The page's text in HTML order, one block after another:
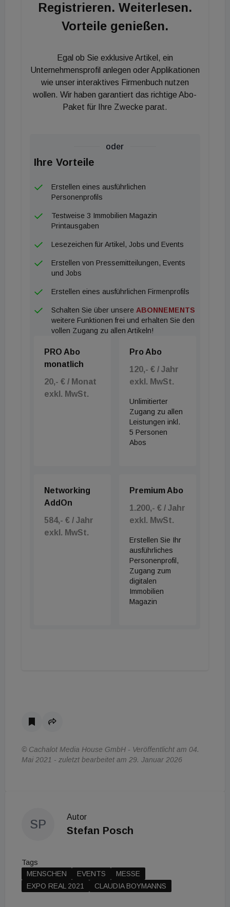
Registrieren. Weiterlesen.
Vorteile genießen.
Egal ob Sie exklusive Artikel, ein
Unternehmensprofil anlegen oder Applikationen
wie unser interaktives Firmenbuch nutzen
wollen. Wir haben garantiert das richtige Abo-
Paket für Ihre Zwecke parat.
oder
Ihre Vorteile
Erstellen eines ausführlichen
Personenprofils
Testweise 3 Immobilien Magazin
Printausgaben
Lesezeichen für Artikel, Jobs und Events
Erstellen von Pressemitteilungen, Events
und Jobs
Erstellen eines ausführlichen Firmenprofils
Schalten Sie über unsere ABONNEMENTS
weitere Funktionen frei und erhalten Sie den
vollen Zugang zu allen Artikeln!
PRO Abo
monatlich
20,- € / Monat
exkl. MwSt.
Pro Abo
120,- € / Jahr
exkl. MwSt.
Unlimitierter
Zugang zu allen
Leistungen inkl.
5 Personen
Abos
Networking
AddOn
584,- € / Jahr
exkl. MwSt.
Premium Abo
1.200,- € / Jahr
exkl. MwSt.
Erstellen Sie Ihr
ausführliches
Personenprofil,
Zugang zum
digitalen
Immobilien
Magazin
© Cachalot Media House GmbH - Veröffentlicht am 04.
Mai 2021 - zuletzt bearbeitet am 29. Januar 2026
SP
Autor
Stefan Posch
Tags
MENSCHEN
EVENTS
MESSE
EXPO REAL 2021
CLAUDIA BOYMANNS